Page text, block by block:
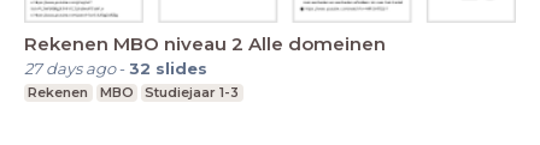
Rekenen MBO niveau 2 Alle domeinen
27 days ago-32 slides
Rekenen MBO Studiejaar 1-3